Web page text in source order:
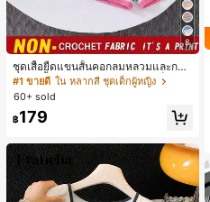
8
ชุดเสื้อยืดแขนสั้นคอกลมหลวมและกาง
เกงขาสั้นไบค์เกอร์รัดรูปสำหรับเด็กผู้ห
ญิง สไตล์มินิมอล เหมาะสำหรับฤดูใบไ
ม้ผลิและฤดูร้อน
#1 ขายดี ใน หลากสี ชุดเด็กผู้หญิง
60+ sold
฿179